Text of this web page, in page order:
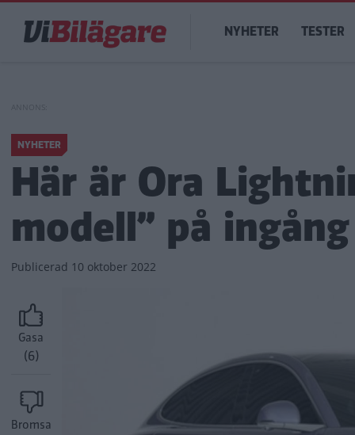
huvudinnehåll
Main
navigation
NYHETER TESTER
NYHETER
Här är Ora
modell” på ingång
Publicerad 10 oktober 2022
Gasa
(6)
Bromsa